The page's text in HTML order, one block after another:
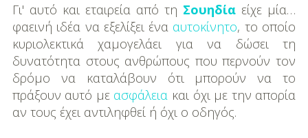
Συμβουλές
Διατροφής
Υγεία – Ψυχολογία
Γι' αυτό και εταιρεία από τη Σουηδία είχε μία…
φαεινή ιδέα να εξελίξει ένα αυτοκίνητο, το οποίο
κυριολεκτικά χαμογελάει για να δώσει τη
δυνατότητα στους ανθρώπους που περνούν τον
δρόμο να καταλάβουν ότι μπορούν να το
πράξουν αυτό με ασφάλεια και όχι με την απορία
αν τους έχει αντιληφθεί ή όχι ο οδηγός.